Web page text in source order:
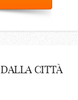
CITTÀ